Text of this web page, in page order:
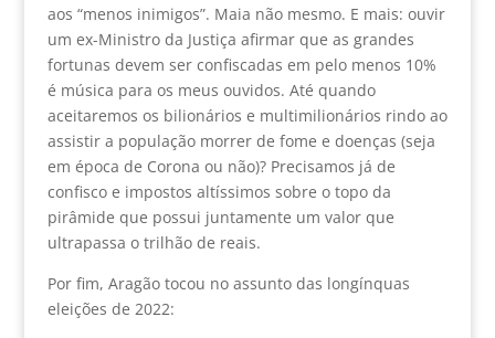
aos “menos inimigos”. Maia não mesmo. E mais: ouvir
um ex-Ministro da Justiça afirmar que as grandes
fortunas devem ser confiscadas em pelo menos 10%
é música para os meus ouvidos. Até quando
aceitaremos os bilionários e multimilionários rindo ao
assistir a população morrer de fome e doenças (seja
em época de Corona ou não)? Precisamos já de
confisco e impostos altíssimos sobre o topo da
pirâmide que possui juntamente um valor que
ultrapassa o trilhão de reais.
Por fim, Aragão tocou no assunto das longínquas
eleições de 2022: